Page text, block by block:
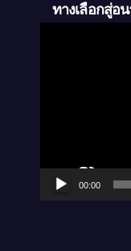
ทางเลือกสู่อ
00:00